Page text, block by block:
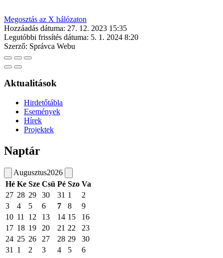
Megosztás az X hálózaton
Hozzáadás dátuma: 27. 12. 2023 15:35
Legutóbbi frissítés dátuma: 5. 1. 2024 8:20
Szerző: Správca Webu
Aktualitások
Hirdetőtábla
Események
Hírek
Projektek
Naptár
Augusztus2026
Hé Ke Sze Csü Pé Szo Va
27 28 29 30 31 1
2
3
4 5 6 7 8
9
10 11 12 13 14 15
16
17 18 19 20 21 22
23
24 25 26 27 28 29
30
31
1 2 3 4 5 6